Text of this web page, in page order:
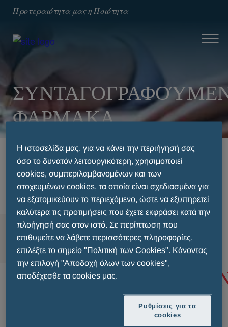
Προτεραιότητα μας η Ποιότητα
ΦΑΡΜΑΚΑ
HOME
ΘΕΡΑΠΕΥΤΙΚΈΣ ΚΑΤΗΓΟΡΊΕΣ
ΓΑΣΤΡΕΝΤΕΡΟΛΟΓΊΑ
ΣΥΝΤΑΓΟΓΡΑΦΟΎΜΕΝΑ ΦΑΡΜΑΚΑ
MENU
Η ιστοσελίδα μας, για να κάνει την περιήγησή σας
όσο το δυνατόν λειτουργικότερη, χρησιμοποιεί
cookies, συμπεριλαμβανομένων και των
στοχευμένων cookies, τα οποία είναι σχεδιασμένα για
να εξατομικεύουν το περιεχόμενο, ώστε να εξυπηρετεί
καλύτερα τις προτιμήσεις που έχετε εκφράσει κατά την
πλοήγησή σας στον ιστό. Σε περίπτωση που
επιθυμείτε να λάβετε περισσότερες πληροφορίες,
επιλέξτε το σημείο "Πολιτική των Cookies". Κάνοντας
την επιλογή "Αποδοχή όλων των cookies",
αποδέχεσθε τα cookies μας.
Ρυθμίσεις για τα
cookies